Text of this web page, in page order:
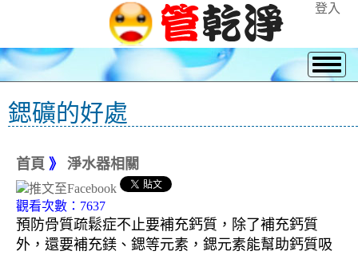
登入
鍶礦的好處
首頁 》 淨水器相關
觀看次數：7637
預防骨質疏鬆症不止要補充鈣質，除了補充鈣質
外，還要補充鎂、鍶等元素，鍶元素能幫助鈣質吸